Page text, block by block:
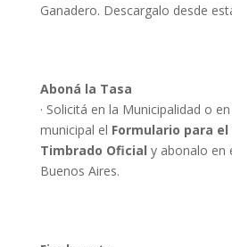
Ganadero. Descargalo desde
Aboná la Tasa
· Solicitá en la Municipalidad o
municipal el Formulario para
Timbrado Oficial y abonalo en
Buenos Aires.